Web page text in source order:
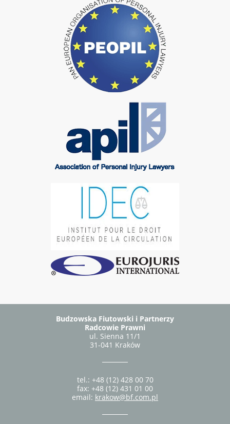
Budzowska Fiutowski i Partnerzy
Radcowie Prawni
ul. Sienna 11/1
31-041 Kraków
tel.: +48 (12) 428 00 70
fax: +48 (12) 431 01 00
email: krakow@bf.com.pl